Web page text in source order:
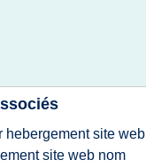
hebergement site web
site web nom